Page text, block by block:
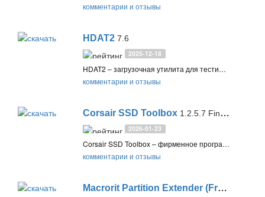
комментарии и отзывы
HDAT2 7.6
2025-12-18
HDAT2 – загрузочная утилита для тестирования и диагностики жестких дисков, а также поиска и восстановления сбойных секторов
комментарии и отзывы
Corsair SSD Toolbox 1.2.5.7 Final / 2.0.129 Preview
2026-01-23
Corsair SSD Toolbox – фирменное программное обеспечение для проверки, настройки и обновления прошивки SSD дисков Corsair
комментарии и отзывы
Macrorit Partition Extender (Free / Pro)